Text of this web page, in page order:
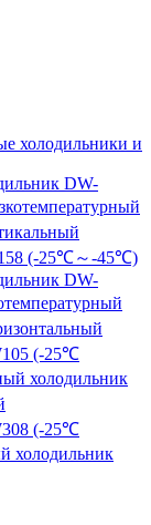
холодильники и
DW-
(-25℃～-45℃)
DW-
(-25℃
холодильник
(-25℃
холодильник